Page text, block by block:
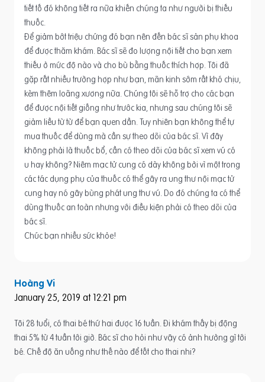
tiết tố đó không tiết ra nữa khiến chúng ta như người bị thiếu
thuốc.
Để giảm bớt triệu chứng đó bạn nên đến bác sĩ sản phụ khoa
để được thăm khám. Bác sĩ sẽ đo lượng nội tiết cho bạn xem
thiếu ở mức độ nào và cho bù bằng thuốc thích hợp. Tôi đã
gặp rất nhiều trường hợp như bạn, mãn kinh sớm rất khó chịu,
kèm thêm loãng xương nữa. Chúng tôi sẽ hỗ trợ cho các bạn
để được nội tiết giống như trước kia, nhưng sau chúng tôi sẽ
giảm liều từ từ để bạn quen dần. Tuy nhiên bạn không thể tự
mua thuốc để dùng mà cần sự theo dõi của bác sĩ. Vì đây
không phải là thuốc bổ, cần có theo dõi của bác sĩ xem vú có
u hay không? Niêm mạc tử cung có dày không bởi vì một trong
các tác dụng phụ của thuốc có thể gây ra ung thư nội mạc tử
cung hay nó gây bùng phát ung thư vú. Do đó chúng ta có thể
dùng thuốc an toàn nhưng với điều kiện phải có theo dõi của
bác sĩ.
Chúc bạn nhiều sức khỏe!
Hoàng Vi
January 25, 2019 at 12:21 pm
Tôi 28 tuổi, có thai bé thứ hai được 16 tuần. Đi khám thấy bị động
thai 5% từ 4 tuần tới giờ. Bác sĩ cho hỏi như vậy có ảnh hưởng gì tới
bé. Chế độ ăn uống như thế nào để tốt cho thai nhi?